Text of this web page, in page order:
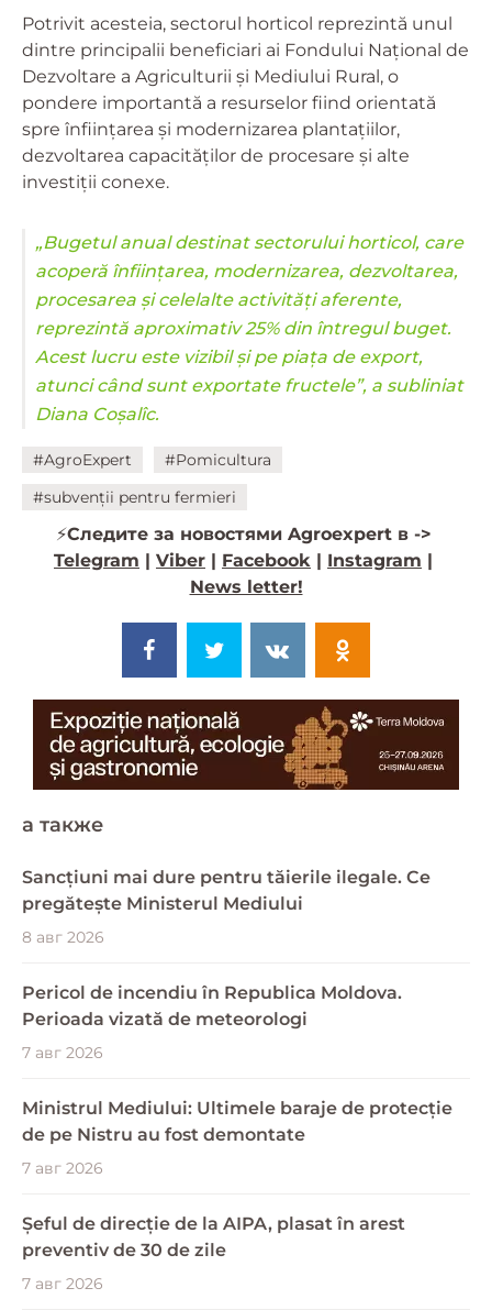
Potrivit acesteia, sectorul horticol reprezintă unul
dintre principalii beneficiari ai Fondului Național de
Dezvoltare a Agriculturii și Mediului Rural, o
pondere importantă a resurselor fiind orientată
spre înființarea și modernizarea plantațiilor,
dezvoltarea capacităților de procesare și alte
investiții conexe.
„Bugetul anual destinat sectorului horticol, care
acoperă înființarea, modernizarea, dezvoltarea,
procesarea și celelalte activități aferente,
reprezintă aproximativ 25% din întregul buget.
Acest lucru este vizibil și pe piața de export,
atunci când sunt exportate fructele”, a subliniat
Diana Coșalîc.
#AgroExpert
#Pomicultura
#subvenții pentru fermieri
⚡️Следите за новостями Agroexpert в ->
Telegram | Viber | Facebook | Instagram |
News letter!
a также
Sancțiuni mai dure pentru tăierile ilegale. Ce
pregătește Ministerul Mediului
8 авг 2026
Pericol de incendiu în Republica Moldova.
Perioada vizată de meteorologi
7 авг 2026
Ministrul Mediului: Ultimele baraje de protecție
de pe Nistru au fost demontate
7 авг 2026
Șeful de direcție de la AIPA, plasat în arest
preventiv de 30 de zile
7 авг 2026